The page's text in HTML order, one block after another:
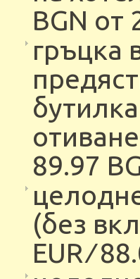
BGN от
гръцка
89.97
(без
EUR ∕